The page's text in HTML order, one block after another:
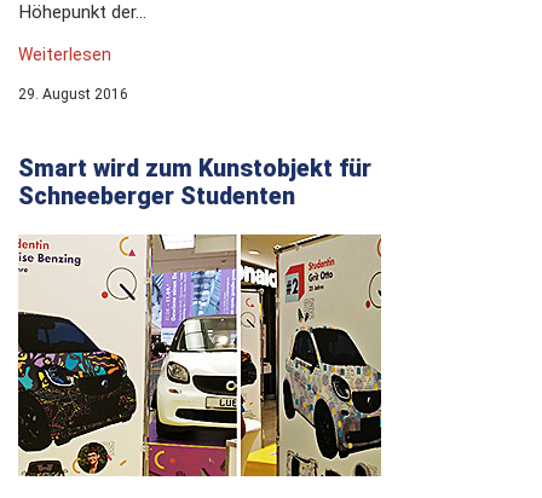
Höhepunkt der...
Weiterlesen
29. August 2016
Smart wird zum Kunstobjekt für
Schneeberger Studenten